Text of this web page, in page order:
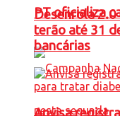
PT oficializa
Desenrola
terão até 31
bancárias